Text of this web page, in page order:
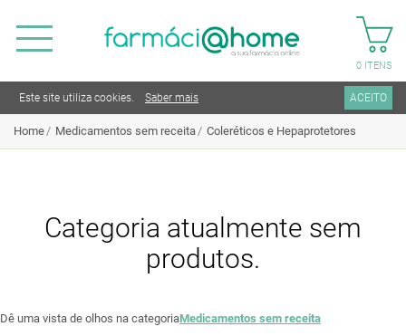
0 ITENS
Este site utiliza cookies. Saber mais ACEITO
Home Medicamentos sem receita Coleréticos e Hepaprotetores
Categoria atualmente sem
produtos.
Dê uma vista de olhos na categoriaMedicamentos sem receita